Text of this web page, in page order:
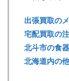
出張買取の
宅配買取の
北斗市の食
北海道内の